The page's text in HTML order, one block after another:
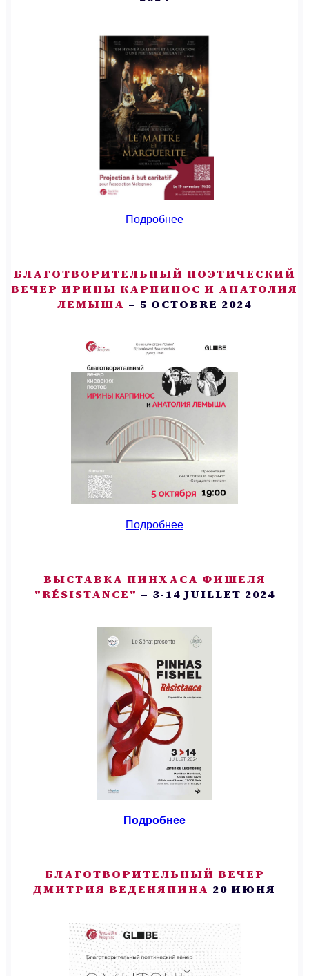
Подробнее
БЛАГОТВОРИТЕЛЬНЫЙ ПОЭТИЧЕСКИЙ
ВЕЧЕР ИРИНЫ КАРПИНОС И АНАТОЛИЯ
ЛЕМЫША – 5 OCTOBRE 2024
Подробнее
ВЫСТАВКА ПИНХАСА ФИШЕЛЯ
"RÉSISTANCE" – 3-14 JUILLET 2024
Подробнее
БЛАГОТВОРИТЕЛЬНЫЙ ВЕЧЕР
ДМИТРИЯ ВЕДЕНЯПИНА 20 ИЮНЯ